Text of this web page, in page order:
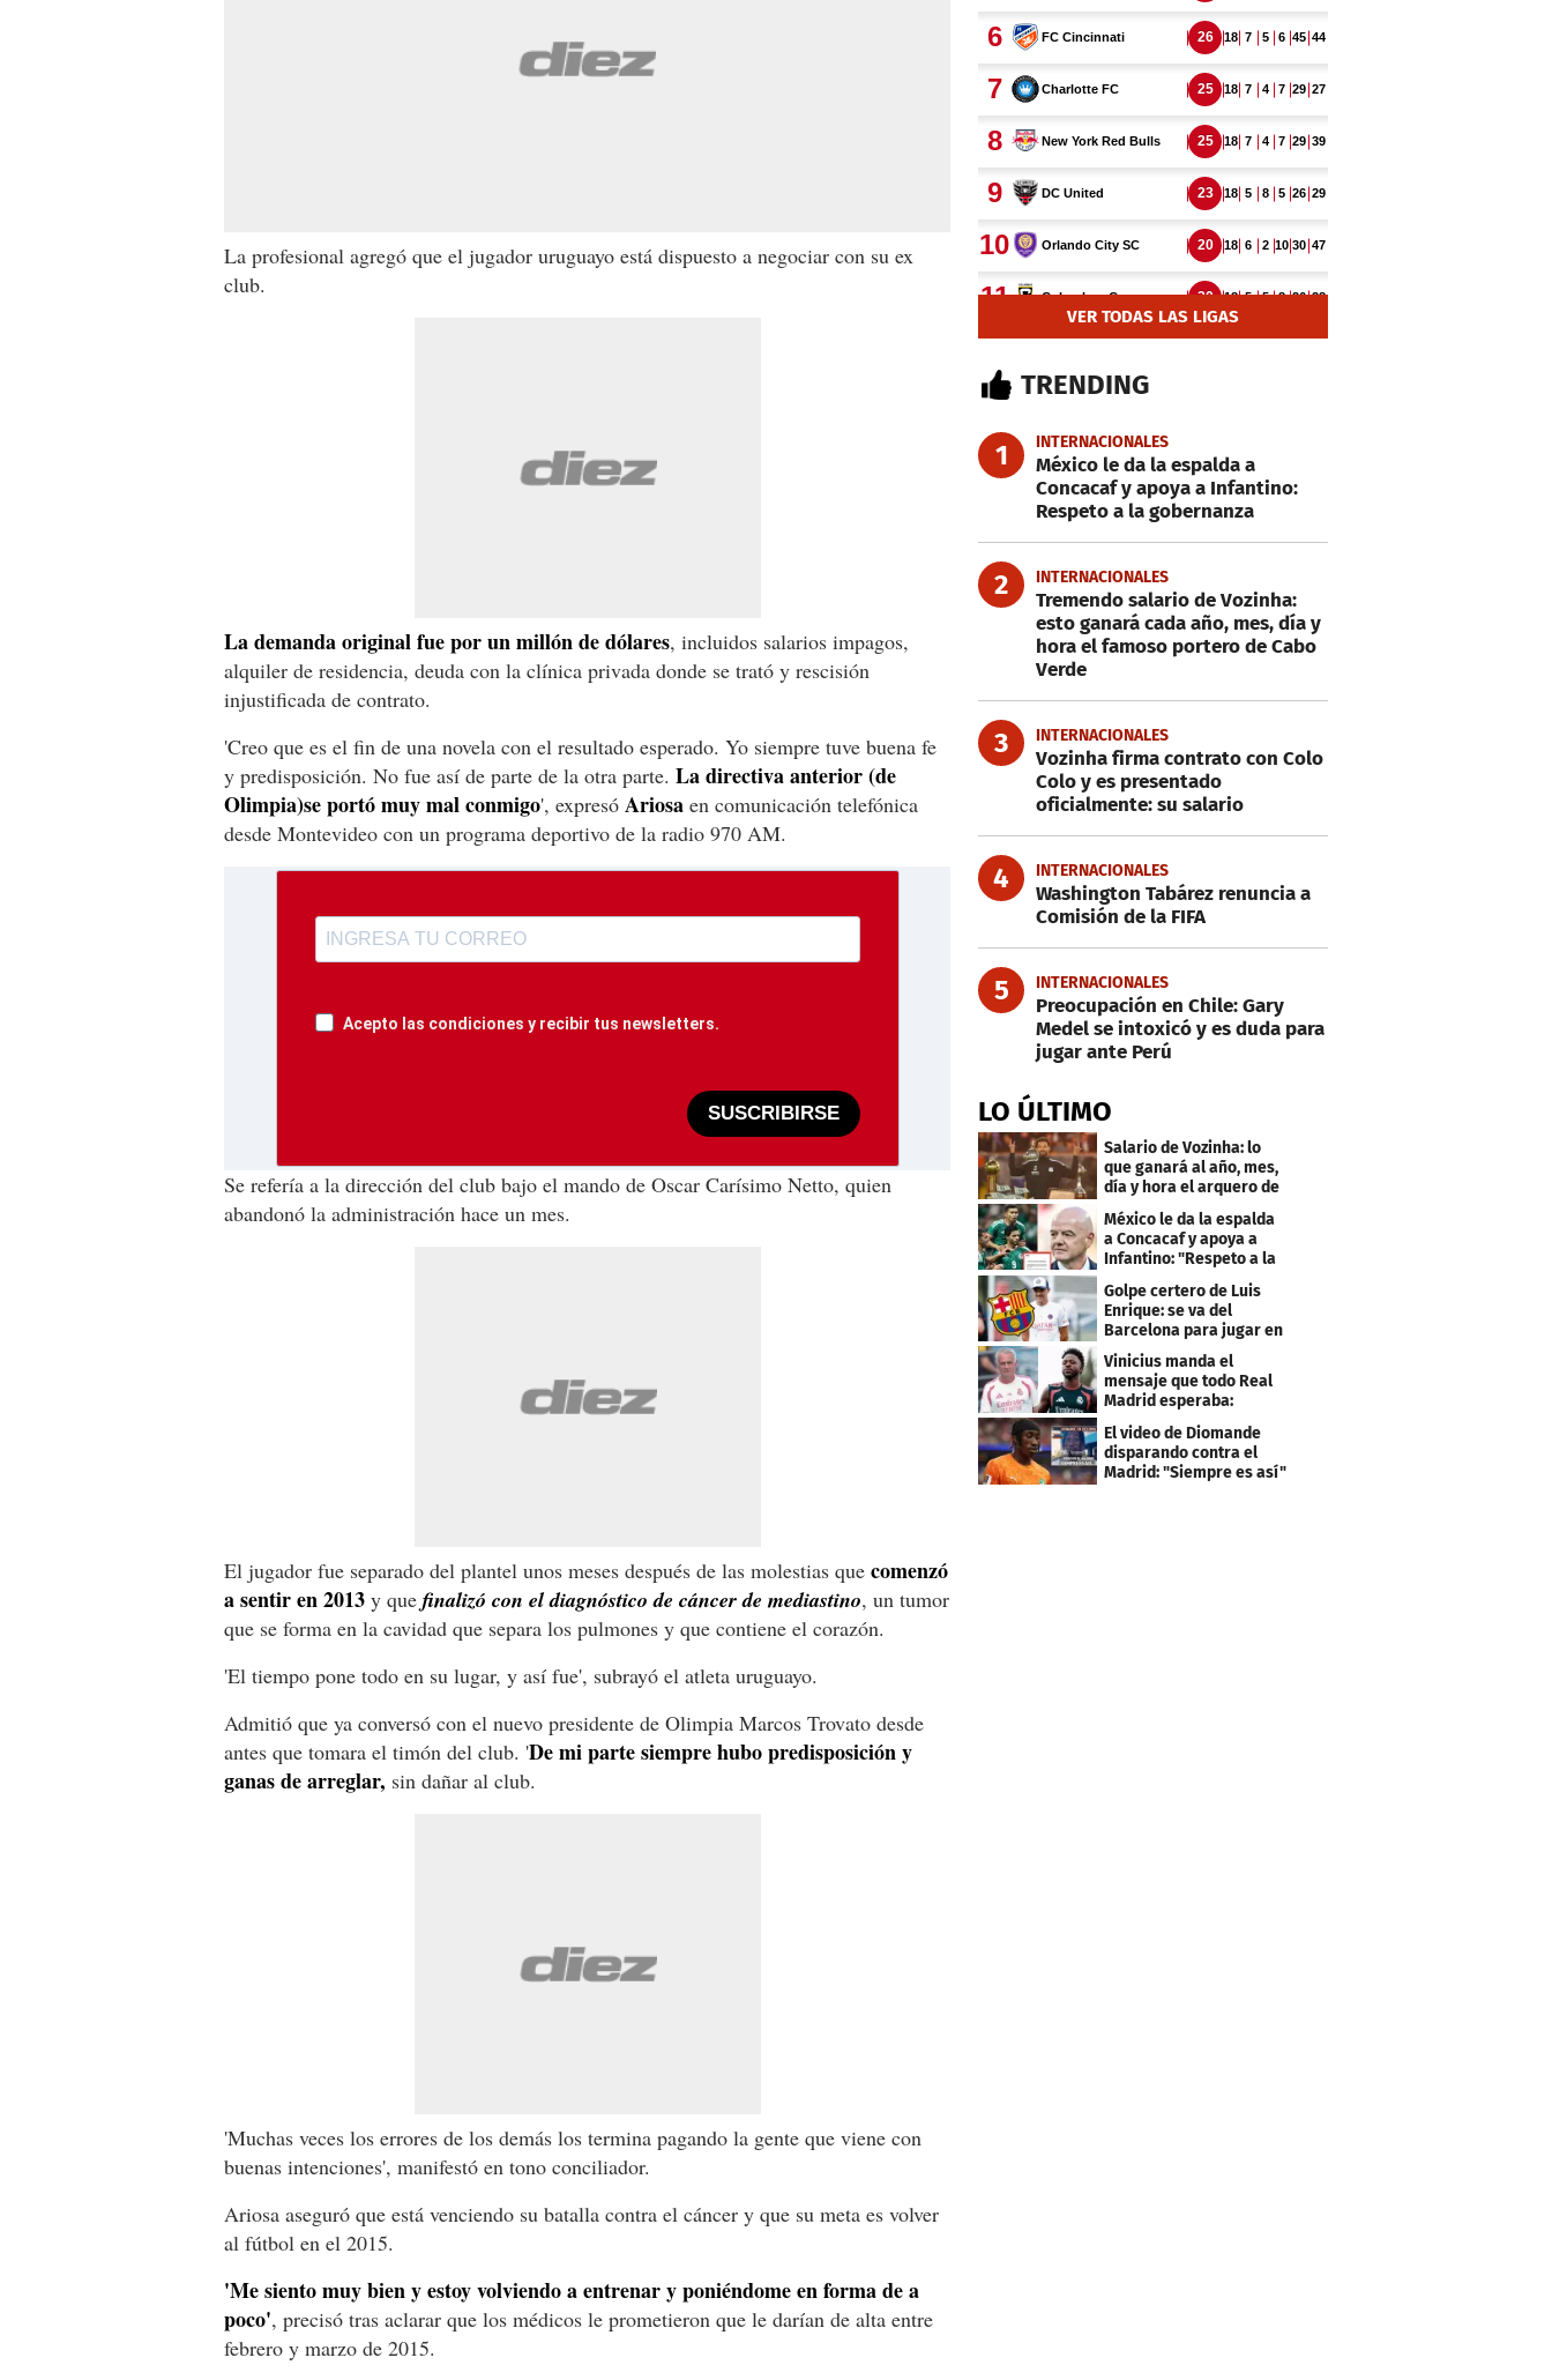
La profesional agregó que el jugador uruguayo está dispuesto a negociar con su ex
club.
La demanda original fue por un millón de dólares, incluidos salarios impagos,
alquiler de residencia, deuda con la clínica privada donde se trató y rescisión
injustificada de contrato.
'Creo que es el fin de una novela con el resultado esperado. Yo siempre tuve buena fe
y predisposición. No fue así de parte de la otra parte. La directiva anterior (de
Olimpia)se portó muy mal conmigo', expresó Ariosa en comunicación telefónica
desde Montevideo con un programa deportivo de la radio 970 AM.
Acepto las condiciones y recibir tus newsletters.
SUSCRIBIRSE
Se refería a la dirección del club bajo el mando de Oscar Carísimo Netto, quien
abandonó la administración hace un mes.
El jugador fue separado del plantel unos meses después de las molestias que comenzó
a sentir en 2013 y que finalizó con el diagnóstico de cáncer de mediastino, un tumor
que se forma en la cavidad que separa los pulmones y que contiene el corazón.
'El tiempo pone todo en su lugar, y así fue', subrayó el atleta uruguayo.
Admitió que ya conversó con el nuevo presidente de Olimpia Marcos Trovato desde
antes que tomara el timón del club. 'De mi parte siempre hubo predisposición y
ganas de arreglar, sin dañar al club.
'Muchas veces los errores de los demás los termina pagando la gente que viene con
buenas intenciones', manifestó en tono conciliador.
Ariosa aseguró que está venciendo su batalla contra el cáncer y que su meta es volver
al fútbol en el 2015.
'Me siento muy bien y estoy volviendo a entrenar y poniéndome en forma de a
poco', precisó tras aclarar que los médicos le prometieron que le darían de alta entre
febrero y marzo de 2015.
VER TODAS LAS LIGAS
TRENDING
1 INTERNACIONALES
México le da la espalda a
Concacaf y apoya a Infantino:
Respeto a la gobernanza
2 INTERNACIONALES
Tremendo salario de Vozinha:
esto ganará cada año, mes, día y
hora el famoso portero de Cabo
Verde
3 INTERNACIONALES
Vozinha firma contrato con Colo
Colo y es presentado
oficialmente: su salario
4 INTERNACIONALES
Washington Tabárez renuncia a
Comisión de la FIFA
5 INTERNACIONALES
Preocupación en Chile: Gary
Medel se intoxicó y es duda para
jugar ante Perú
LO ÚLTIMO
Salario de Vozinha: lo
que ganará al año, mes,
día y hora el arquero de
Cabo Verde
México le da la espalda
a Concacaf y apoya a
Infantino: "Respeto a la
gobernanza"
Golpe certero de Luis
Enrique: se va del
Barcelona para jugar en
el PSG
Vinicius manda el
mensaje que todo Real
Madrid esperaba:
"Mourinho..."
El video de Diomande
disparando contra el
Madrid: "Siempre es así"